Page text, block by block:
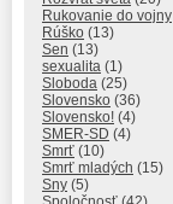
Rukovanie do vojny
Rúško (13)
Sen (13)
sexualita (1)
Sloboda (25)
Slovensko (36)
Slovensko! (4)
SMER-SD (4)
Smrť (10)
Smrť mladých (15)
Sny (5)